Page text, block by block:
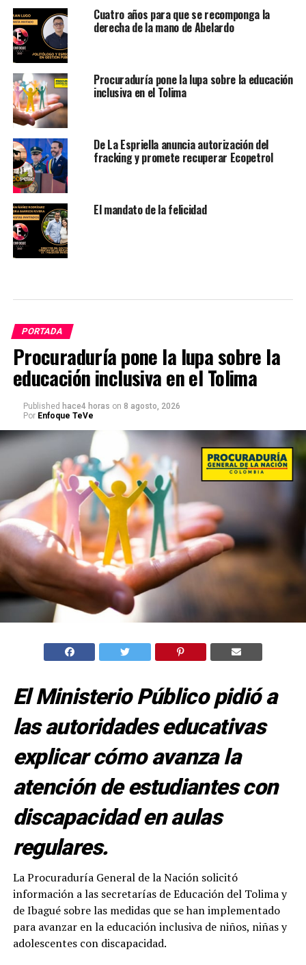
Cuatro años para que se recomponga la
derecha de la mano de Abelardo
Procuraduría pone la lupa sobre la educación
inclusiva en el Tolima
De La Espriella anuncia autorización del
fracking y promete recuperar Ecopetrol
El mandato de la felicidad
PORTADA
Procuraduría pone la lupa sobre la
educación inclusiva en el Tolima
Published hace4 horas on 8 agosto, 2026
Por Enfoque TeVe
El Ministerio Público pidió a
las autoridades educativas
explicar cómo avanza la
atención de estudiantes con
discapacidad en aulas
regulares.
La Procuraduría General de la Nación solicitó
información a las secretarías de Educación del Tolima y
de Ibagué sobre las medidas que se han implementado
para avanzar en la educación inclusiva de niños, niñas y
adolescentes con discapacidad.